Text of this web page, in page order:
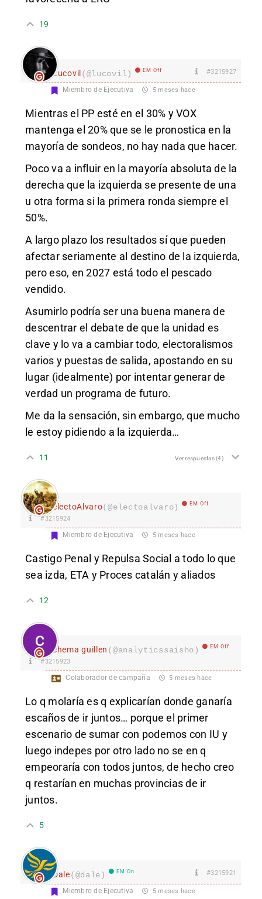
19
Lucovil(@lucovil) EM Off #3215927
Miembro de Ejecutiva 5 meses hace
Mientras el PP esté en el 30% y VOX
mantenga el 20% que se le pronostica en la
mayoría de sondeos, no hay nada que hacer.
Poco va a influir en la mayoría absoluta de la
derecha que la izquierda se presente de una
u otra forma si la primera ronda siempre el
50%.
A largo plazo los resultados sí que pueden
afectar seriamente al destino de la izquierda,
pero eso, en 2027 está todo el pescado
vendido.
Asumirlo podría ser una buena manera de
descentrar el debate de que la unidad es
clave y lo va a cambiar todo, electoralismos
varios y puestas de salida, apostando en su
lugar (idealmente) por intentar generar de
verdad un programa de futuro.
Me da la sensación, sin embargo, que mucho
le estoy pidiendo a la izquierda…
11 Ver respuestas(4)
electoAlvaro(@electoalvaro) EM Off
#3215924
Miembro de Ejecutiva 5 meses hace
Castigo Penal y Repulsa Social a todo lo que
sea izda, ETA y Proces catalán y aliados
12
chema guillen (@analyticssaisho) EM Off
#3215923
Colaborador de campaña 5 meses hace
Lo q molaría es q explicarían donde ganaría
escaños de ir juntos… porque el primer
escenario de sumar con podemos con IU y
luego indepes por otro lado no se en q
empeoraría con todos juntos, de hecho creo
q restarían en muchas provincias de ir
juntos.
5
Dale(@dale) EM On #3215921
Miembro de Ejecutiva 5 meses hace